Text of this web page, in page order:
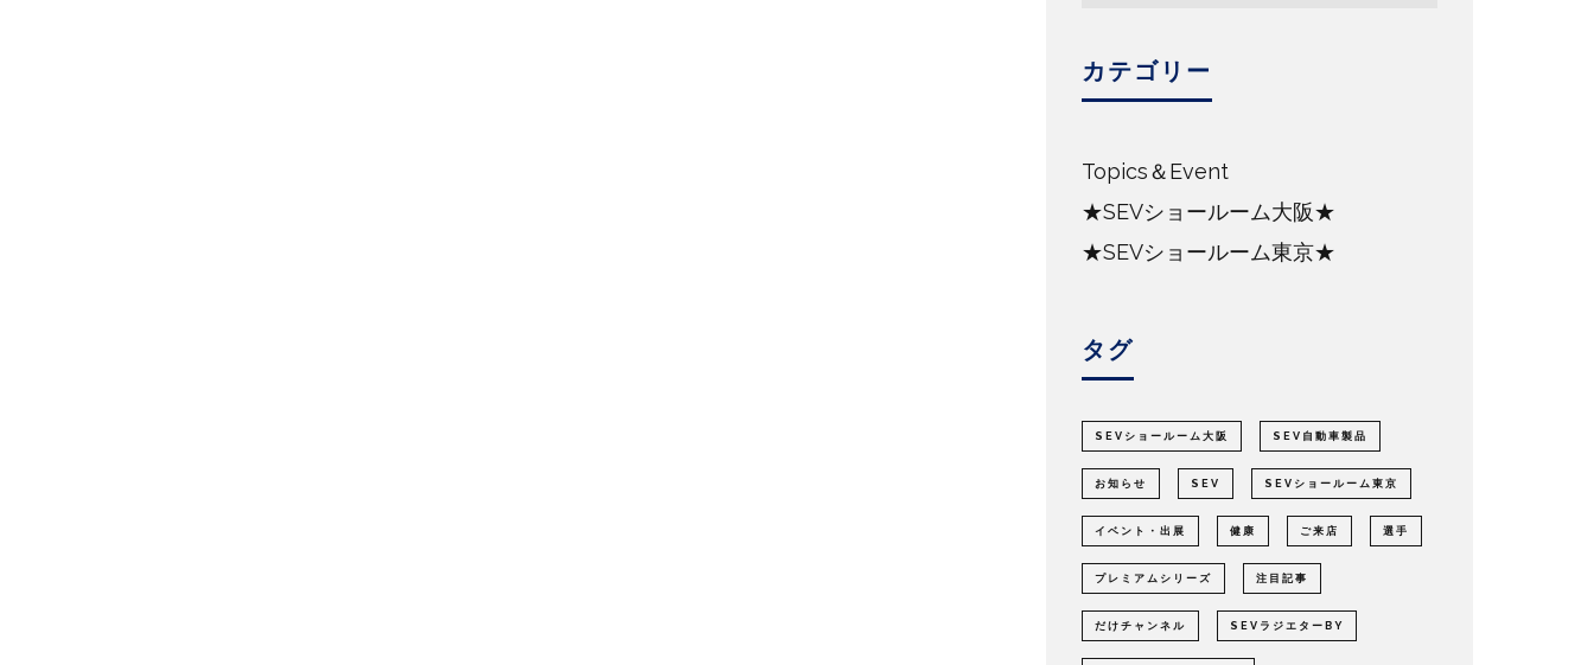
カテゴリー
Topics＆Event
★SEVショールーム大阪★
★SEVショールーム東京★
タグ
SEVショールーム大阪 SEV自動車製品
お知らせ SEV SEVショールーム東京
イベント・出展 健康 ご来店 選手
プレミアムシリーズ 注目記事
だけチャンネル SEVラジエターBY